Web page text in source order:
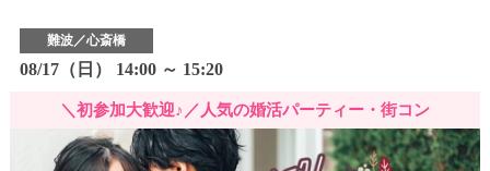
難波／心斎橋
08/17（日） 14:00 ～ 15:20
＼初参加大歓迎♪／人気の婚活パーティー・街コン